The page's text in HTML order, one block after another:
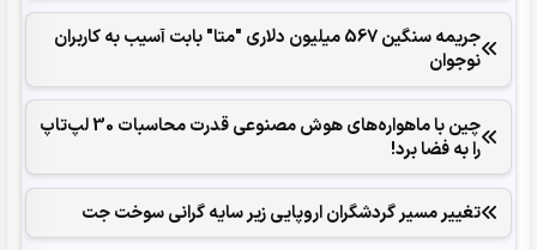
جریمه سنگین 567 میلیون دلاری "متا" بابت آسیب به کاربران
نوجوان
چین با ماهواره‌های هوش مصنوعی قدرت محاسبات 30 لپ‌تاپ
را به فضا برد!
تغییر مسیر گردشگران اروپایی زیر سایه گرانی سوخت جت